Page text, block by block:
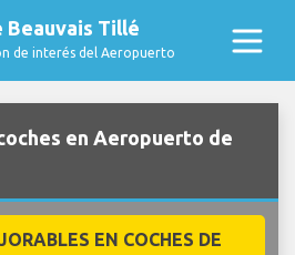
Tillé
de interés del Aeropuerto
en Aeropuerto de
EN COCHES DE